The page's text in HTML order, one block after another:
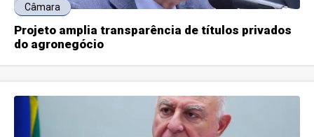
Câmara
Projeto amplia transparência de títulos privados
do agronegócio